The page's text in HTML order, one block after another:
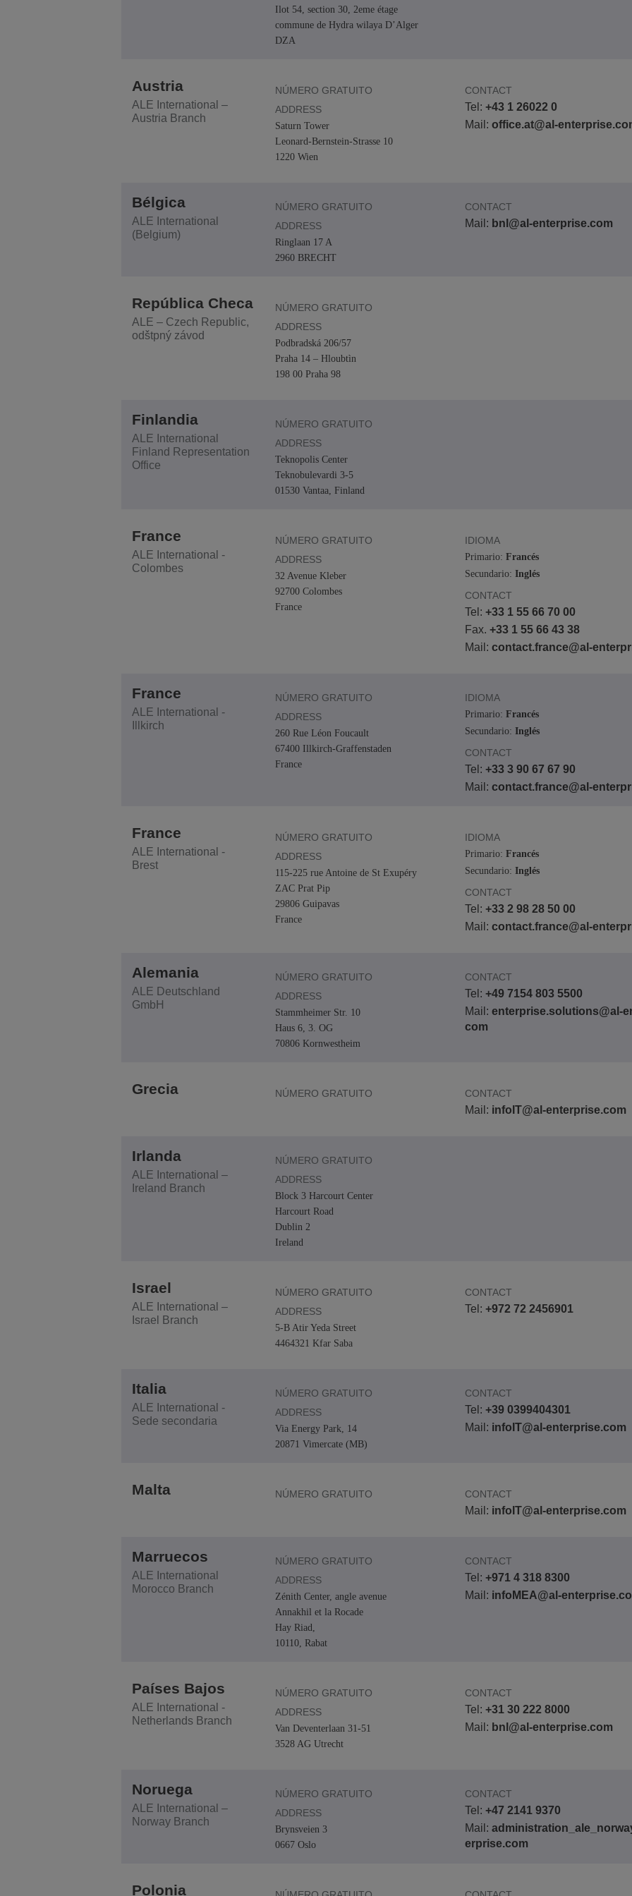
Transportation Solutions Aplicaciones de Atención al Cliente
Mission-Critical Communications
Dividendos digitales
Gestión de red y seguridad
Ubicación de las oficinas de ALE
Ilot 54, section 30, 2eme étage
commune de Hydra wilaya D’Alger
DZA
Austria
ALE International –
Austria Branch
NÚMERO GRATUITO
ADDRESS
Saturn Tower
Leonard-Bernstein-Strasse 10
1220 Wien
CONTACT
Tel: +43 1 26022 0
Mail: office.at@al-
Bélgica
ALE International
(Belgium)
NÚMERO GRATUITO
ADDRESS
Ringlaan 17 A
2960 BRECHT
CONTACT
Mail: bnl@al-enterprise.com
República Checa
ALE – Czech Republic,
odštpný závod
NÚMERO GRATUITO
ADDRESS
Podbradská 206/57
Praha 14 – Hloubtìn
198 00 Praha 98
Finlandia
ALE International
Finland Representation
Office
NÚMERO GRATUITO
ADDRESS
Teknopolis Center
Teknobulevardi 3-5
01530 Vantaa, Finland
France
ALE International -
Colombes
NÚMERO GRATUITO
ADDRESS
32 Avenue Kleber
92700 Colombes
France
IDIOMA
Primario: Francés
Secundario: Inglés
CONTACT
Tel: +33 1 55 66 70 00
Fax. +33 1 55 66 43 38
Mail: contact.france@al-
France
ALE International -
Illkirch
NÚMERO GRATUITO
ADDRESS
260 Rue Léon Foucault
67400 Illkirch-Graffenstaden
France
IDIOMA
Primario: Francés
Secundario: Inglés
CONTACT
Tel: +33 3 90 67 67 90
Mail: contact.france@al-
France
ALE International -
Brest
NÚMERO GRATUITO
ADDRESS
115-225 rue Antoine de St Exupéry
ZAC Prat Pip
29806 Guipavas
France
IDIOMA
Primario: Francés
Secundario: Inglés
CONTACT
Tel: +33 2 98 28 50 00
Mail: contact.france@al-
Alemania
ALE Deutschland
GmbH
NÚMERO GRATUITO
ADDRESS
Stammheimer Str. 10
Haus 6, 3. OG
70806 Kornwestheim
CONTACT
Tel: +49 7154 803 5500
Mail: enterprise.solutions@al-
com
Grecia NÚMERO GRATUITO CONTACT
Mail: infoIT@al-enterprise.com
Irlanda
ALE International –
Ireland Branch
NÚMERO GRATUITO
ADDRESS
Block 3 Harcourt Center
Harcourt Road
Dublin 2
Ireland
Israel
ALE International –
Israel Branch
NÚMERO GRATUITO
ADDRESS
5-B Atir Yeda Street
4464321 Kfar Saba
CONTACT
Tel: +972 72 2456901
Italia
ALE International -
Sede secondaria
NÚMERO GRATUITO
ADDRESS
Via Energy Park, 14
20871 Vimercate (MB)
CONTACT
Tel: +39 0399404301
Mail: infoIT@al-enterprise.com
Malta NÚMERO GRATUITO CONTACT
Mail: infoIT@al-enterprise.com
Marruecos
ALE International
Morocco Branch
NÚMERO GRATUITO
ADDRESS
Zénith Center, angle avenue
Annakhil et la Rocade
Hay Riad,
10110, Rabat
CONTACT
Tel: +971 4 318 8300
Mail: infoMEA@al-
Países Bajos
ALE International -
Netherlands Branch
NÚMERO GRATUITO
ADDRESS
Van Deventerlaan 31-51
3528 AG Utrecht
CONTACT
Tel: +31 30 222 8000
Mail: bnl@al-enterprise.com
Noruega
ALE International –
Norway Branch
NÚMERO GRATUITO
ADDRESS
Brynsveien 3
0667 Oslo
CONTACT
Tel: +47 2141 9370
Mail:
erprise.com
Polonia